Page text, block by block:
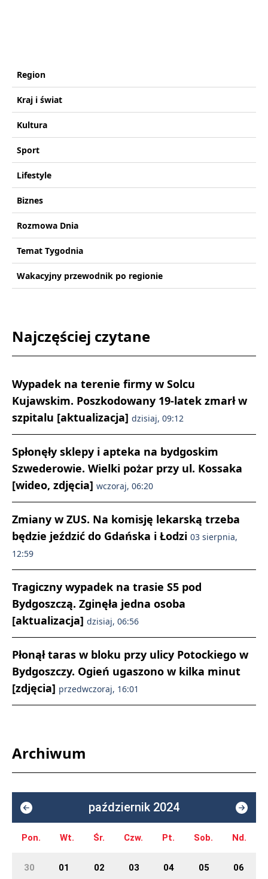
Region
Kraj i świat
Kultura
Sport
Lifestyle
Biznes
Rozmowa Dnia
Temat Tygodnia
Wakacyjny przewodnik po regionie
Najczęściej czytane
Wypadek na terenie firmy w Solcu
Kujawskim. Poszkodowany 19-latek zmarł w
szpitalu [aktualizacja] dzisiaj, 09:12
Spłonęły sklepy i apteka na bydgoskim
Szwederowie. Wielki pożar przy ul. Kossaka
[wideo, zdjęcia] wczoraj, 06:20
Zmiany w ZUS. Na komisję lekarską trzeba
będzie jeździć do Gdańska i Łodzi 03 sierpnia,
12:59
Tragiczny wypadek na trasie S5 pod
Bydgoszczą. Zginęła jedna osoba
[aktualizacja] dzisiaj, 06:56
Płonął taras w bloku przy ulicy Potockiego w
Bydgoszczy. Ogień ugaszono w kilka minut
[zdjęcia] przedwczoraj, 16:01
Archiwum
październik 2024
Pon. Wt. Śr. Czw. Pt. Sob. Nd.
30 01 02 03 04 05 06